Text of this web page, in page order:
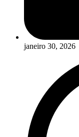
janeiro 30, 2026